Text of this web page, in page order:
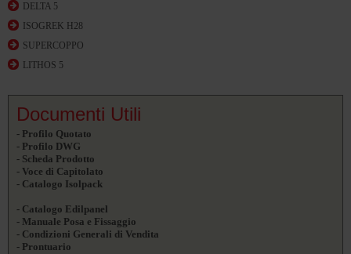
DELTA 5
ISOGREK H28
SUPERCOPPO
LITHOS 5
Documenti Utili
- Profilo Quotato
- Profilo DWG
- Scheda Prodotto
- Voce di Capitolato
- Catalogo Isolpack
- Catalogo Edilpanel
- Manuale Posa e Fissaggio
- Condizioni Generali di Vendita
- Prontuario